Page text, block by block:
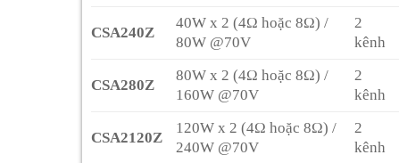
CSA240Z
40W x 2 (4Ω hoặc 8Ω) /
80W @70V
2
kênh
CSA280Z
80W x 2 (4Ω hoặc 8Ω) /
160W @70V
2
kênh
CSA2120Z
120W x 2 (4Ω hoặc 8Ω) /
240W @70V
2
kênh